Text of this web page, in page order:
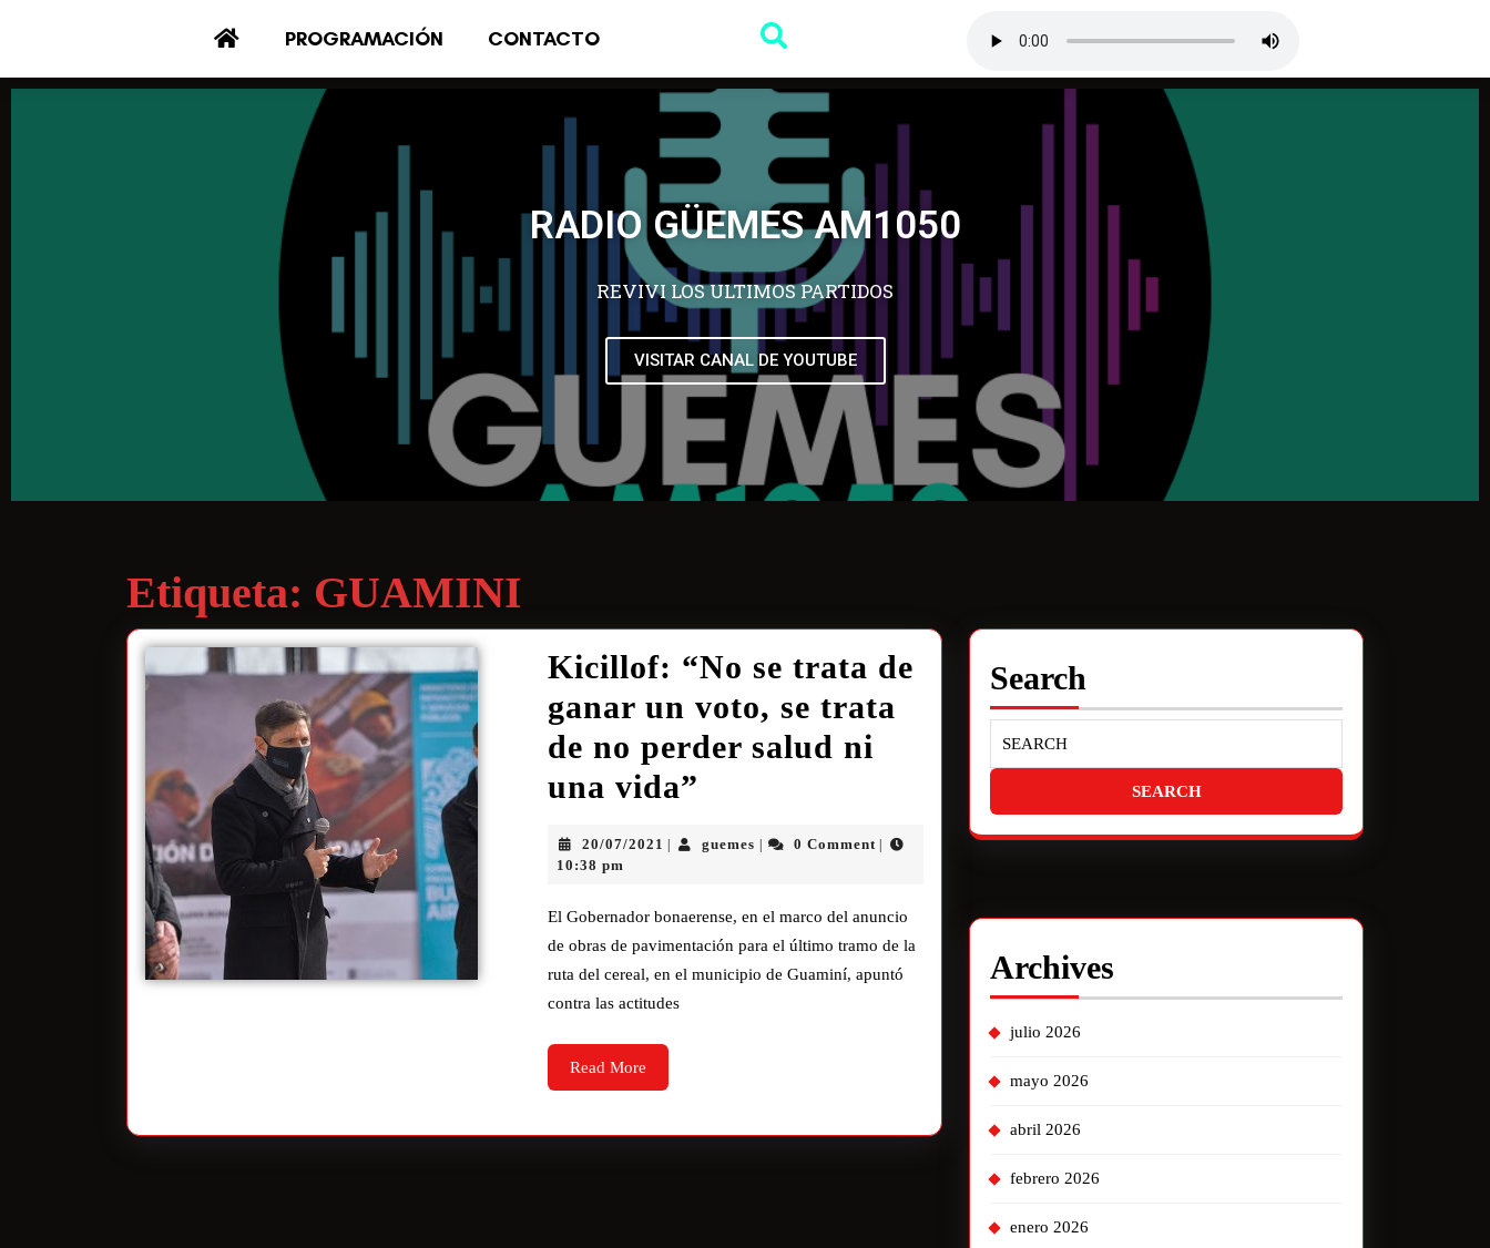
PROGRAMACIÓN CONTACTO
RADIO GÜEMES AM1050
REVIVI LOS ULTIMOS PARTIDOS
VISITAR CANAL DE YOUTUBE
Etiqueta: GUAMINI
Kicillof: “No se trata de
ganar un voto, se trata
de no perder salud ni
una vida”
20/07/2021 guemes 0 Comment
10:38 pm
El Gobernador bonaerense, en el marco del anuncio
de obras de pavimentación para el último tramo de la
ruta del cereal, en el municipio de Guaminí, apuntó
contra las actitudes
Read More
Search
Archives
julio 2026
mayo 2026
abril 2026
febrero 2026
enero 2026